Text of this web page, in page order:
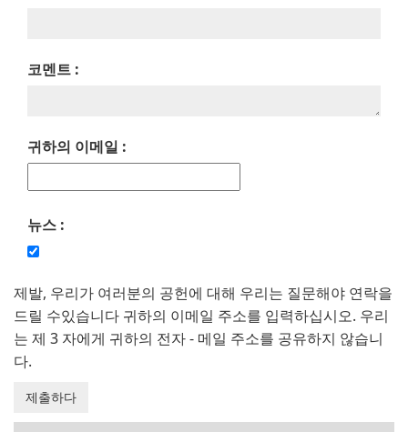
코멘트 :
귀하의 이메일 :
뉴스 :
제발, 우리가 여러분의 공헌에 대해 우리는 질문해야 연락을
드릴 수있습니다 귀하의 이메일 주소를 입력하십시오. 우리
는 제 3 자에게 귀하의 전자 - 메일 주소를 공유하지 않습니
다.